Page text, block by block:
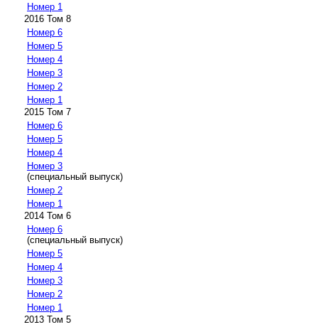
Номер 1
2016 Том 8
Номер 6
Номер 5
Номер 4
Номер 3
Номер 2
Номер 1
2015 Том 7
Номер 6
Номер 5
Номер 4
Номер 3
(специальный выпуск)
Номер 2
Номер 1
2014 Том 6
Номер 6
(специальный выпуск)
Номер 5
Номер 4
Номер 3
Номер 2
Номер 1
2013 Том 5